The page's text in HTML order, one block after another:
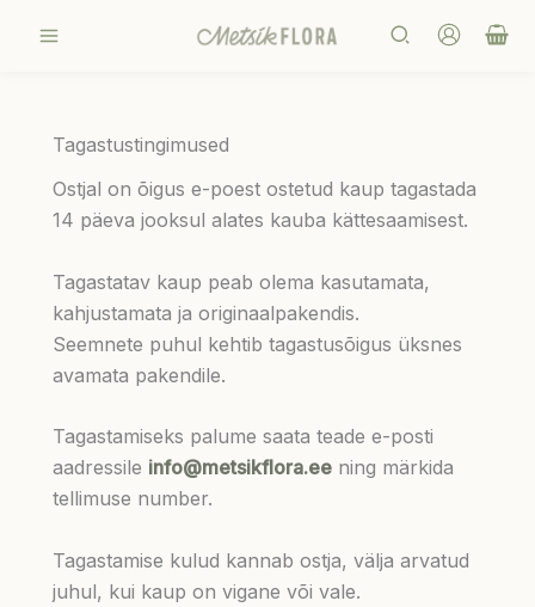
Search
Tagastustingimused
Ostjal on õigus e-poest ostetud kaup tagastada
14 päeva jooksul alates kauba kättesaamisest.
Tagastatav kaup peab olema kasutamata,
kahjustamata ja originaalpakendis.
Seemnete puhul kehtib tagastusõigus üksnes
avamata pakendile.
Tagastamiseks palume saata teade e-posti
aadressile info@metsikflora.ee ning märkida
tellimuse number.
Tagastamise kulud kannab ostja, välja arvatud
juhul, kui kaup on vigane või vale.